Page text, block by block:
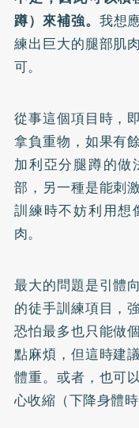
蹲）來補強。 我想
練出巨大的腿部肌
可。
從事這個項目時，
拿負重物，如果有
加利亞分腿蹲的做
部，另一種是能刺
訓練時不妨利用想
肉。
最大的問題是引體
的徒手訓練項目，
恐怕最多也只能做
點麻煩，但這時建
體重。或者，也可
心收縮（下降身體時